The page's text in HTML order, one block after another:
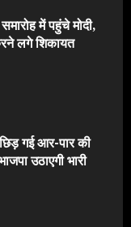
में पहुंचे मोदी,
लगे शिकायत
गई आर-पार की
उठाएगी भारी